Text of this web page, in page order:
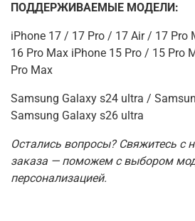
ПОДДЕРЖИВАЕМЫЕ МОДЕЛИ:
iPhone 17 / 17 Pro / 17 Air / 17 Pro
16 Pro Max iPhone 15 Pro / 15 Pro
Pro Max
Samsung Galaxy s24 ultra /
Samsung Galaxy s26 ultra
Остались вопросы? Свяжитесь с
заказа — поможем с выбором
персонализацией.